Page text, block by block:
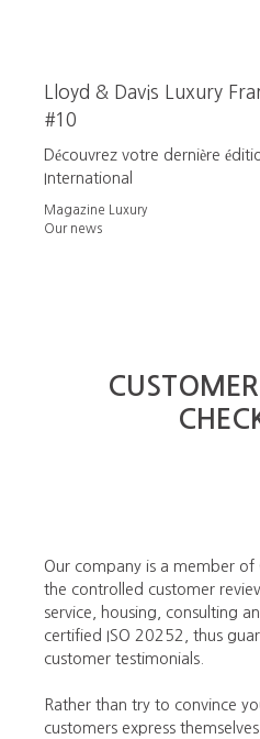
Lloyd & Davis Luxury
#10
Découvrez votre dernière
International
Magazine Luxury
Our news
Our company is a member
the controlled customer
service, housing, consulting
certified ISO 20252, thus
customer testimonials.
Rather than try to convince
customers express